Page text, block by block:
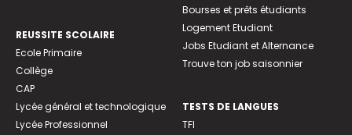
REUSSITE SCOLAIRE
Ecole Primaire
Collège
CAP
Lycée général et technologique
Lycée Professionnel
Bourses et prêts étudiants
Logement Etudiant
Jobs Etudiant et Alternance
Trouve ton job saisonnier
TESTS DE LANGUES
TFI